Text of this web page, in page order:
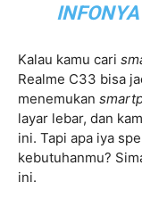
Kalau kamu cari
Realme C33 bisa
menemukan
layar lebar, dan
ini. Tapi apa iya
kebutuhanmu?
ini.